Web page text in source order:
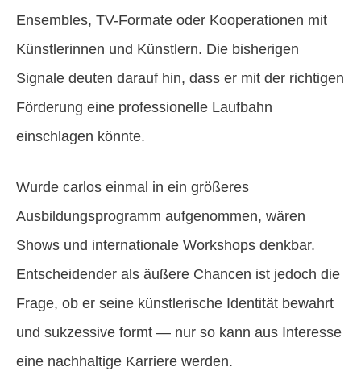
Ensembles, TV-Formate oder Kooperationen mit
Künstlerinnen und Künstlern. Die bisherigen
Signale deuten darauf hin, dass er mit der richtigen
Förderung eine professionelle Laufbahn
einschlagen könnte.
Wurde carlos einmal in ein größeres
Ausbildungsprogramm aufgenommen, wären
Shows und internationale Workshops denkbar.
Entscheidender als äußere Chancen ist jedoch die
Frage, ob er seine künstlerische Identität bewahrt
und sukzessive formt — nur so kann aus Interesse
eine nachhaltige Karriere werden.